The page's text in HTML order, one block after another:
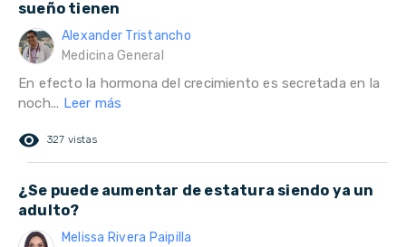
sueño tienen
Alexander Tristancho
Medicina General
En efecto la hormona del crecimiento es secretada en la
noch... Leer más
remove_red_eye 327 vistas
¿Se puede aumentar de estatura siendo ya un
adulto?
Melissa Rivera Paipilla